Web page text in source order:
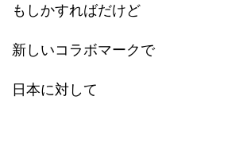
もしかすればだけど
新しいコラボマークで
日本に対して